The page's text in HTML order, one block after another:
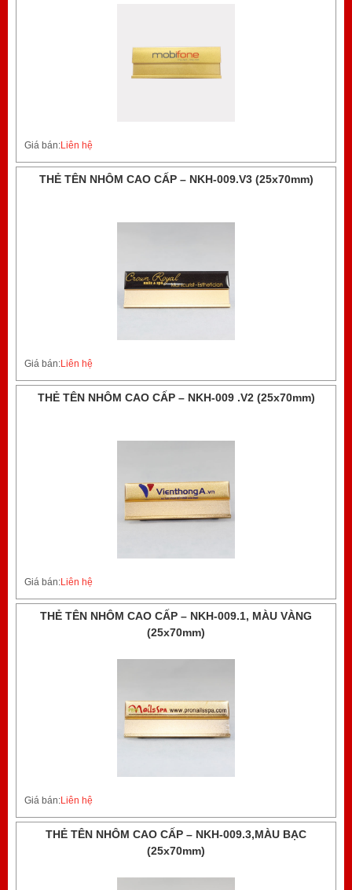
Giá bán:Liên hệ
THẺ TÊN NHÔM CAO CẤP – NKH-009.V3 (25x70mm)
Giá bán:Liên hệ
THẺ TÊN NHÔM CAO CẤP – NKH-009 .V2 (25x70mm)
Giá bán:Liên hệ
THẺ TÊN NHÔM CAO CẤP – NKH-009.1, MÀU VÀNG
(25x70mm)
Giá bán:Liên hệ
THẺ TÊN NHÔM CAO CẤP – NKH-009.3,MÀU BẠC
(25x70mm)